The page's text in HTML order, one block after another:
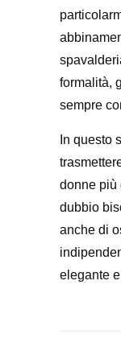
formalità,
sempre
In questo
donne più
dubbio
anche di
elegante